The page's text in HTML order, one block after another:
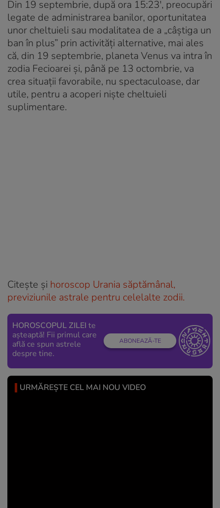
Din 19 septembrie, după ora 15:23′, preocupări
legate de administrarea banilor, oportunitatea
unor cheltuieli sau modalitatea de a „câștiga un
ban în plus” prin activități alternative, mai ales
că, din 19 septembrie, planeta Venus va intra în
zodia Fecioarei și, până pe 13 octombrie, va
crea situații favorabile, nu spectaculoase, dar
utile, pentru a acoperi niște cheltuieli
suplimentare.
Citește și horoscop Urania săptămânal,
previziunile astrale pentru celelalte zodii.
HOROSCOPUL ZILEI te
așteaptă! Fii primul care
află ce spun astrele
despre tine.
ABONEAZĂ-TE
URMĂREȘTE CEL MAI NOU VIDEO